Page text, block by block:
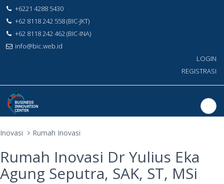
+6221 4288 5430
+62 8118 242 558 (BIC-JKT)
+62 8118 242 462 (BIC-INA)
info@bic.web.id
LOGIN
REGISTRASI
Inovasi Rumah Inovasi
Rumah Inovasi Dr Yulius Eka
Agung Seputra, SAK, ST, MSi